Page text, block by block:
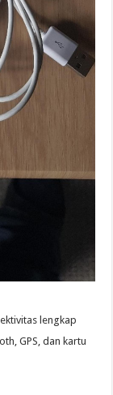
lengkap
GPS, dan kartu